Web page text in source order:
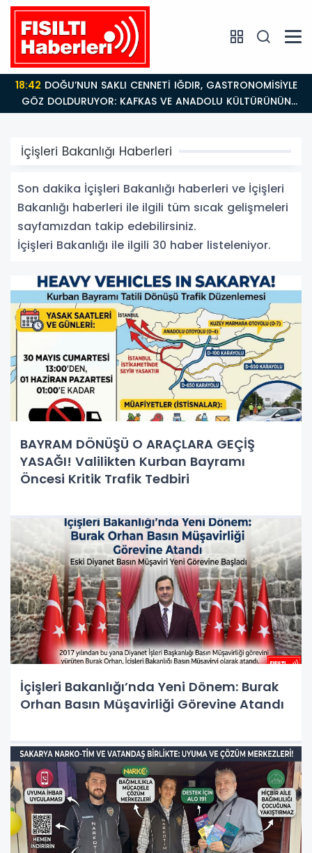
18:26Fısıltı Haberleri Iğdır Tanıtımları Devam Ediyor:
Türkiye’nin Doğu Kapısı Iğdır’ın Saklı Cennetleri
Keşfedilmeyi Bekliyor
İçişleri Bakanlığı Haberleri
Son dakika İçişleri Bakanlığı haberleri ve İçişleri
Bakanlığı haberleri ile ilgili tüm sıcak gelişmeleri
sayfamızdan takip edebilirsiniz.
İçişleri Bakanlığı ile ilgili 30 haber listeleniyor.
BAYRAM DÖNÜŞÜ O ARAÇLARA GEÇİŞ
YASAĞI! Valilikten Kurban Bayramı
Öncesi Kritik Trafik Tedbiri
İçişleri Bakanlığı’nda Yeni Dönem: Burak
Orhan Basın Müşavirliği Görevine Atandı